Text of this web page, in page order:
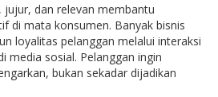
jujur, dan relevan membantu
di mata konsumen. Banyak bisnis
loyalitas pelanggan melalui interaksi
media sosial. Pelanggan ingin
bukan sekadar dijadikan